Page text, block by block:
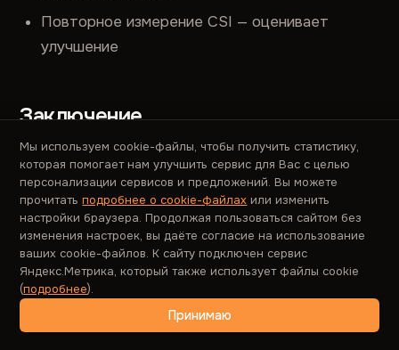
Повторное измерение CSI — оценивает
улучшение
Заключение
CSI (Customer Satisfaction Index) представляет
собой мощный инструмент для комплексной
оценки пользовательского опыта, выделяющийся
среди других метрик своим уникальным
подходом к измерению не только
удовлетворенности различными аспектами
продукта, но и их важности для пользователей.
Эта двойная оценка делает CSI особенно
Мы используем cookie-файлы, чтобы получить статистику,
которая помогает нам улучшить сервис для Вас с целью
персонализации сервисов и предложений. Вы можете
прочитатьподробнее о cookie-файлах или изменить
настройки браузера. Продолжая пользоваться сайтом без
изменения настроек, вы даёте согласие на использование
ваших cookie-файлов. К сайту подключен сервис
Яндекс.Метрика, который также использует файлы cookie
(подробнее).
Принимаю